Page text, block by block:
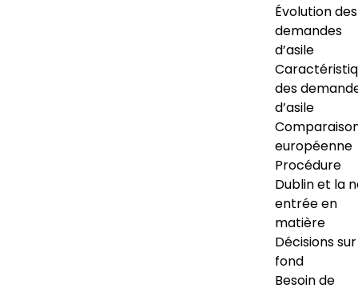
Évolution des
demandes
d’asile
des
d’asile
européenne
Procédure
Dublin et la
entrée en
matière
Décisions
fond
Besoin de